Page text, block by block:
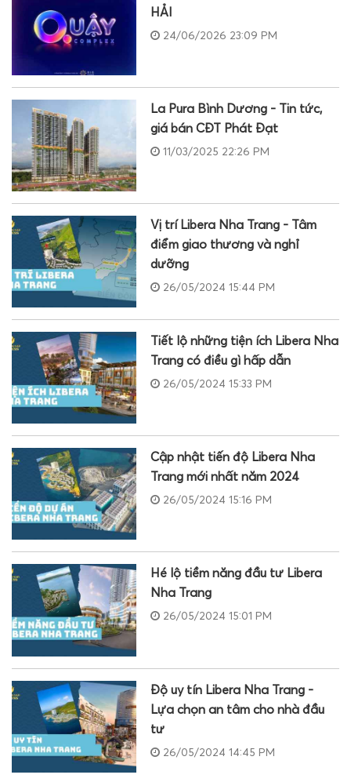
HẢI
24/06/2026 23:09 PM
La Pura Bình Dương - Tin tức,
giá bán CĐT Phát Đạt
11/03/2025 22:26 PM
Vị trí Libera Nha Trang - Tâm
điểm giao thương và nghỉ
dưỡng
26/05/2024 15:44 PM
Tiết lộ những tiện ích Libera Nha
Trang có điều gì hấp dẫn
26/05/2024 15:33 PM
Cập nhật tiến độ Libera Nha
Trang mới nhất năm 2024
26/05/2024 15:16 PM
Hé lộ tiềm năng đầu tư Libera
Nha Trang
26/05/2024 15:01 PM
Độ uy tín Libera Nha Trang -
Lựa chọn an tâm cho nhà đầu
tư
26/05/2024 14:45 PM